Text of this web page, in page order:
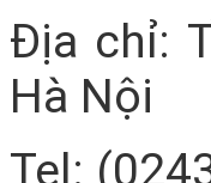
Địa chỉ:
Hà Nội
Tel: